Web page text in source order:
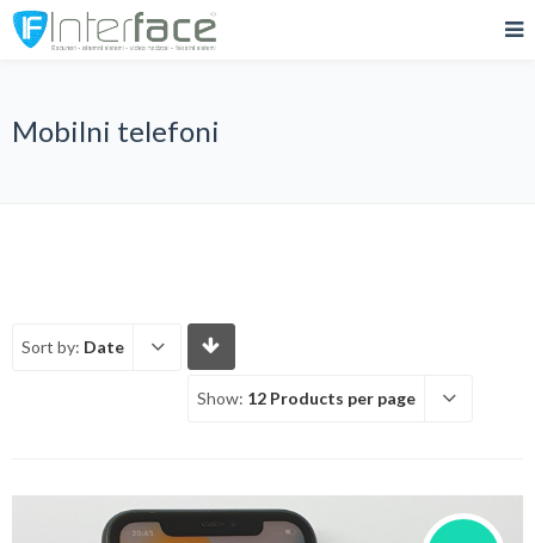
Mobilni telefoni
Sort by: Date
Show: 12 Products per page